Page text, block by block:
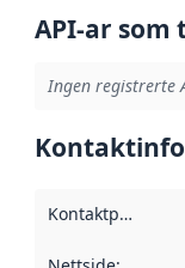
API-ar
Ingen registrerte
Kontaktpunkt